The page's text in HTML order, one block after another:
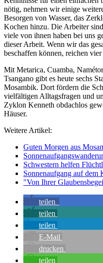
nötig, nehmen wir einige
Besorgen von Wasser, das
Kochen hinzu. Die Arbeiter
viele von ihnen haben bei uns
dieser Arbeit. Wenn wir das
beschaffen können, reichen
Mit Metarica, Cuamba,
Tsangano gibt es heute sechs
Mosambik. Dort fördern die
vielfältigen Alltagsfragen und
Zyklon Kenneth obdachlos
Häuser.
Weitere Artikel:
Guten Morgen aus
Schwestern helfen
Sonnenaufgang auf dem
"Von Ihrer
teilen
teilen
teilen
E-Mail
drucken
teilen